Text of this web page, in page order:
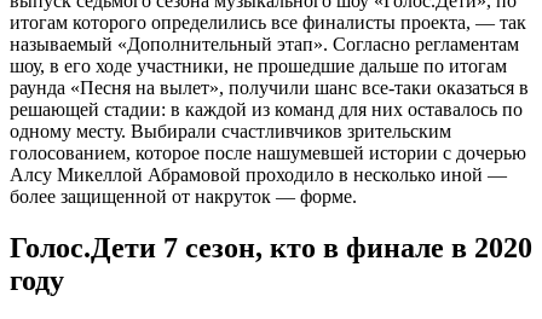
итогам которого определились все финалисты проекта, — так
называемый «Дополнительный этап». Согласно регламентам
шоу, в его ходе участники, не прошедшие дальше по итогам
раунда «Песня на вылет», получили шанс все-таки оказаться в
решающей стадии: в каждой из команд для них оставалось по
одному месту. Выбирали счастливчиков зрительским
голосованием, которое после нашумевшей истории с дочерью
Алсу Микеллой Абрамовой проходило в несколько иной —
более защищенной от накруток — форме.
Голос.Дети 7 сезон, кто в финале в 2020
году